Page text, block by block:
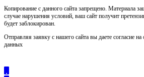
Копирование с данного сайта запрещено. Материала
случае нарушения условий, ваш сайт получит
будет заблокирован.
Отправляя заявку с нашего сайта вы даете согласие
данных